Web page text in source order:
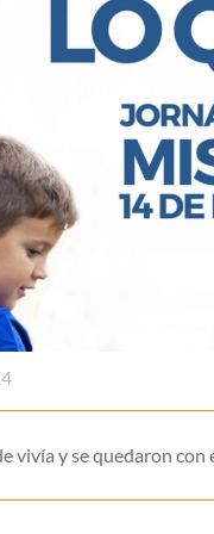
vivía y se quedaron con